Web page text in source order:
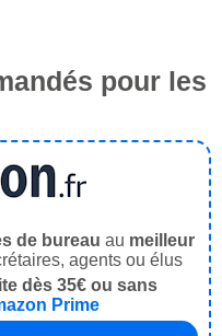
pour les
de bureau au meilleur
agents ou élus
dès 35€ ou sans
Prime